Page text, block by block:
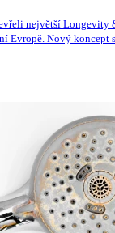
největší Longevity
Evropě. Nový koncept